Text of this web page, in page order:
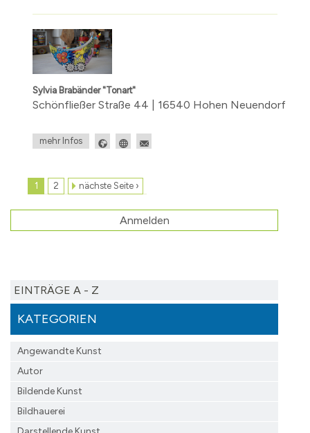
Sylvia Brabänder "Tonart"
Schönfließer Straße 44 | 16540 Hohen Neuendorf
mehr Infos
1 2 nächste Seite ›
Anmelden
EINTRÄGE A - Z
KATEGORIEN
Angewandte Kunst
Autor
Bildende Kunst
Bildhauerei